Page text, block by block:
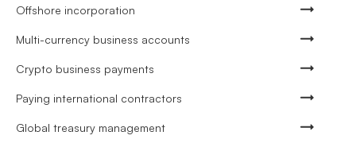
Offshore incorporation
Multi-currency business accounts
Crypto business payments
Paying international contractors
Global treasury management